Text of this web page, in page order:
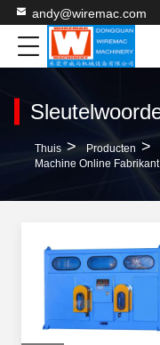
andy@wiremac.com
Thuis > Producten >
Machine Online Fabrikant